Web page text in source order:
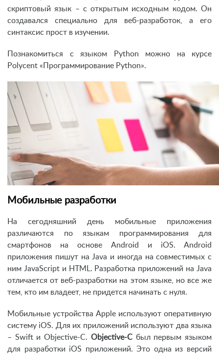
скриптовый язык – с открытым исходным кодом. Он
создавался специально для веб-разработок, а его
синтаксис прост в изучении.
Познакомиться с языком Python можно на курсе
Polycent «Программирование Python».
Мобильные разработки
На сегодняшний день мобильные приложения
различаются по языкам программирования для
смартфонов на основе Android и iOS. Android
приложения пишут на Java и иногда на совместимых с
ним JavaScript и HTML. Разработка приложений на Java
отличается от веб-разработки на этом языке, но все же
тем, кто им владеет, не придется начинать с нуля.
Мобильные устройства Apple используют оперативную
систему iOS. Для их приложений используют два языка
– Swift и Objective-C. Objective-Cбыл первым языком
для разработки iOS приложений. Это одна из версий